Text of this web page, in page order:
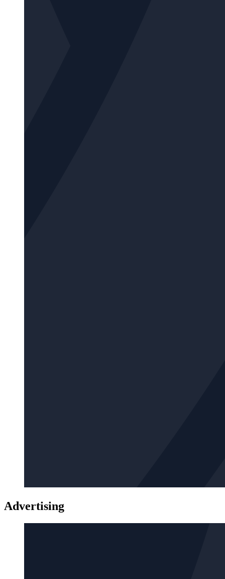
Advertising